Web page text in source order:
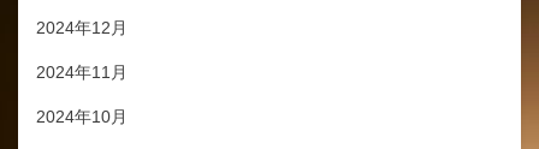
2024年12月
2024年11月
2024年10月